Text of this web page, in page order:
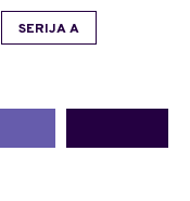
SERIJA A